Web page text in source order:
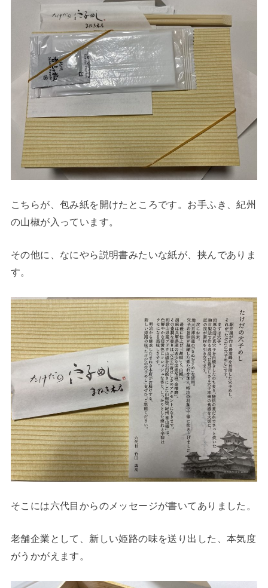
こちらが、包み紙を開けたところです。お手ふき、紀州
の山椒が入っています。
その他に、なにやら説明書みたいな紙が、挟んでありま
す。
そこには六代目からのメッセージが書いてありました。
老舗企業として、新しい姫路の味を送り出した、本気度
がうかがえます。